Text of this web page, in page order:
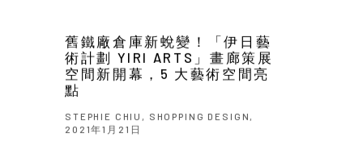
舊鐵廠倉庫新蛻變！「伊日藝
術計劃 YIRI ARTS」畫廊策展
空間新開幕，5 大藝術空間亮
點
STEPHIE CHIU, SHOPPING DESIGN,
2021年1月21日